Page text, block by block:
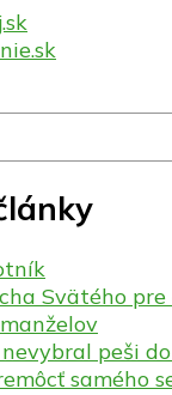
Svätého pre
peši
samého